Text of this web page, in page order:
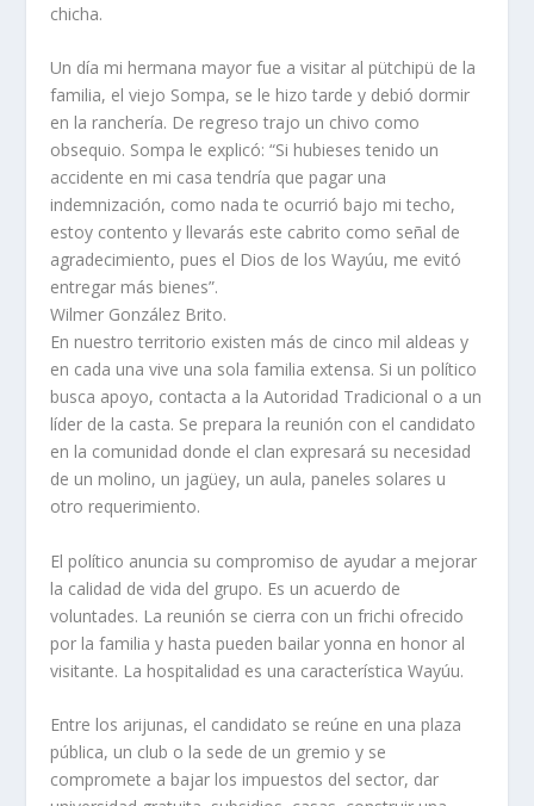
chicha.
Un día mi hermana mayor fue a visitar al pütchipü de la
familia, el viejo Sompa, se le hizo tarde y debió dormir
en la ranchería. De regreso trajo un chivo como
obsequio. Sompa le explicó: “Si hubieses tenido un
accidente en mi casa tendría que pagar una
indemnización, como nada te ocurrió bajo mi techo,
estoy contento y llevarás este cabrito como señal de
agradecimiento, pues el Dios de los Wayúu, me evitó
entregar más bienes”.
Wilmer González Brito.
En nuestro territorio existen más de cinco mil aldeas y
en cada una vive una sola familia extensa. Si un político
busca apoyo, contacta a la Autoridad Tradicional o a un
líder de la casta. Se prepara la reunión con el candidato
en la comunidad donde el clan expresará su necesidad
de un molino, un jagüey, un aula, paneles solares u
otro requerimiento.
El político anuncia su compromiso de ayudar a mejorar
la calidad de vida del grupo. Es un acuerdo de
voluntades. La reunión se cierra con un frichi ofrecido
por la familia y hasta pueden bailar yonna en honor al
visitante. La hospitalidad es una característica Wayúu.
Entre los arijunas, el candidato se reúne en una plaza
pública, un club o la sede de un gremio y se
compromete a bajar los impuestos del sector, dar